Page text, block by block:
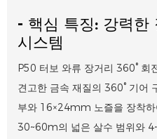
- 핵심 특징: 강력한
시스템
P50 터보 와류 장거리 360° 회
견고한 금속 재질의 360° 기어
부와 16×24mm 노즐을 장착하
30~60m의 넓은 살수 범위와